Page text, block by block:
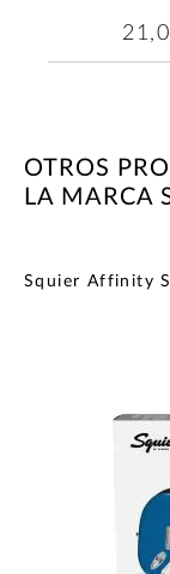
OTROS
LA MARCA
Squier Affinity